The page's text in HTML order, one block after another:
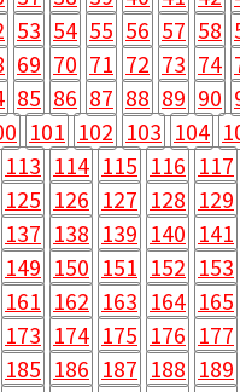
53 54 55 56 57 58
69 70 71 72 73 74
85 86 87 88 89 90
101 102 103 104
113 114 115 116 117
125 126 127 128 129
137 138 139 140 141
149 150 151 152 153
161 162 163 164 165
173 174 175 176 177
185 186 187 188 189